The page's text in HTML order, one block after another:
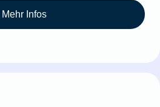
Mehr Infos